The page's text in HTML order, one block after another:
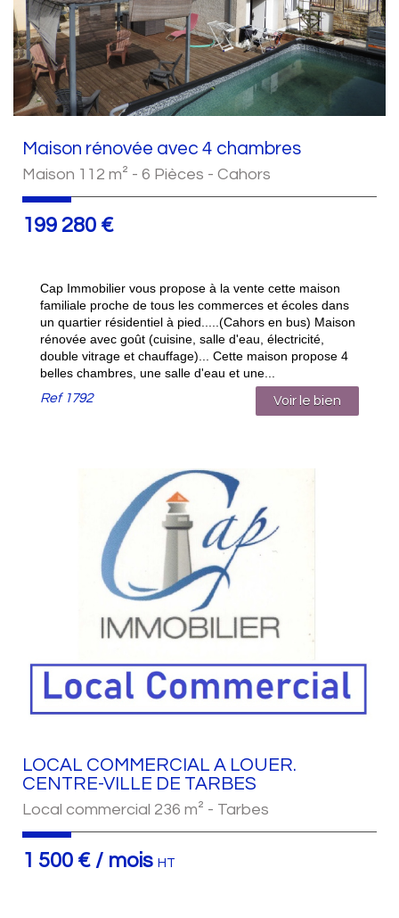
Maison rénovée avec 4 chambres
Maison 112 m² - 6 Pièces - Cahors
199 280 €
Cap Immobilier vous propose à la vente cette maison
familiale proche de tous les commerces et écoles dans
un quartier résidentiel à pied.....(Cahors en bus) Maison
rénovée avec goût (cuisine, salle d'eau, électricité,
double vitrage et chauffage)... Cette maison propose 4
belles chambres, une salle d'eau et une...
Ref1792 Voir le bien
LOCAL COMMERCIAL A LOUER.
CENTRE-VILLE DE TARBES
Local commercial 236 m² - Tarbes
1 500 € / mois HT